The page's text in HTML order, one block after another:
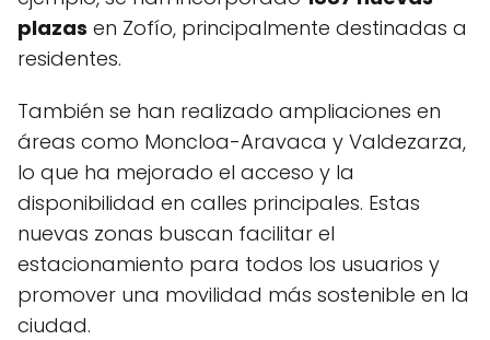
plazas en Zofío, principalmente destinadas a
residentes.
También se han realizado ampliaciones en
áreas como Moncloa-Aravaca y Valdezarza,
lo que ha mejorado el acceso y la
disponibilidad en calles principales. Estas
nuevas zonas buscan facilitar el
estacionamiento para todos los usuarios y
promover una movilidad más sostenible en la
ciudad.